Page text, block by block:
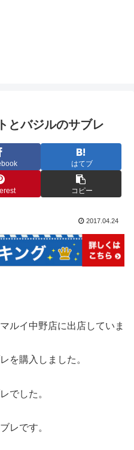
とバジルのサブレ
はてブ
コピー
2017.04.24
ルイ中野店に出店していま
を購入しました。
でした。
レです。